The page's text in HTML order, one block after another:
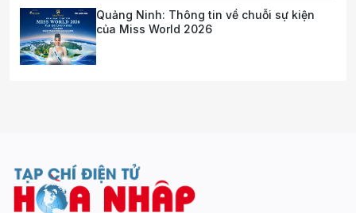
Quảng Ninh: Thông tin về chuỗi sự kiện
của Miss World 2026